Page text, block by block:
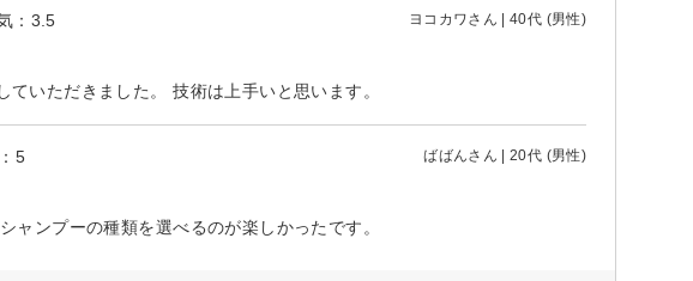
：3.5 ヨコカワさん | 40代 (男性)
いただきました。 技術は上手いと思います。
5 ばばんさん | 20代 (男性)
ャンプーの種類を選べるのが楽しかったです。